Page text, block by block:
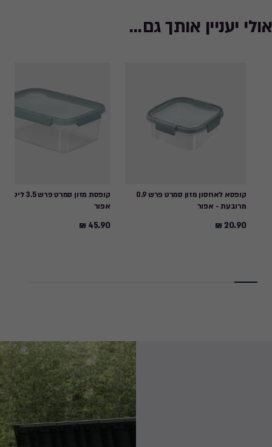
אולי יעניין אותך גם...
קופסא לאחסון מזון סמרט פרש 0.9
מרובעת - אפור
20.90
20.90 ₪
קופסת מזון סמרט פרש 3.5 ליטר -
אפור
45.90
45.90 ₪